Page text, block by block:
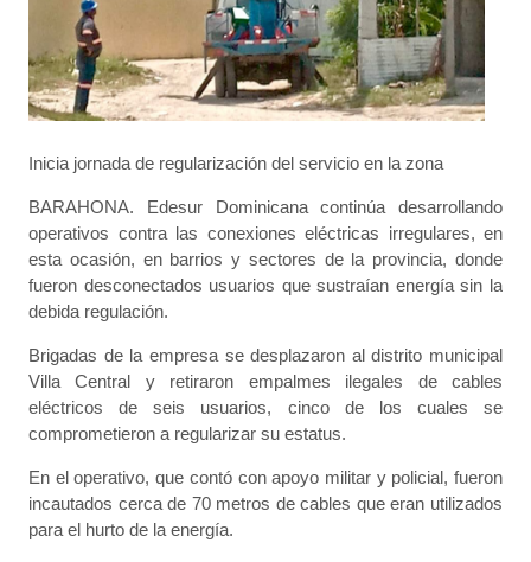
Inicia jornada de regularización del servicio en la zona
BARAHONA. Edesur Dominicana continúa desarrollando
operativos contra las conexiones eléctricas irregulares, en
esta ocasión, en barrios y sectores de la provincia, donde
fueron desconectados usuarios que sustraían energía sin la
debida regulación.
Brigadas de la empresa se desplazaron al distrito municipal
Villa Central y retiraron empalmes ilegales de cables
eléctricos de seis usuarios, cinco de los cuales se
comprometieron a regularizar su estatus.
En el operativo, que contó con apoyo militar y policial, fueron
incautados cerca de 70 metros de cables que eran utilizados
para el hurto de la energía.